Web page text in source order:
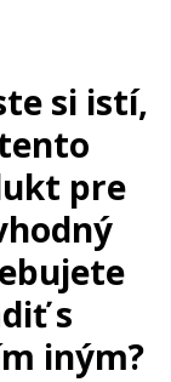
si istí,
pre
s
iným?